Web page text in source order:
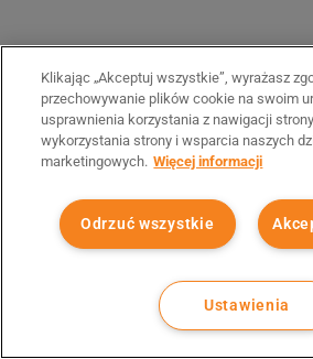
Klikając „Akceptuj wszystkie”, wyrażasz
przechowywanie plików cookie na swoim
usprawnienia korzystania z nawigacji
wykorzystania strony i wsparcia naszych
marketingowych. Więcej informacji
Odrzuć wszystkie
Ustawienia